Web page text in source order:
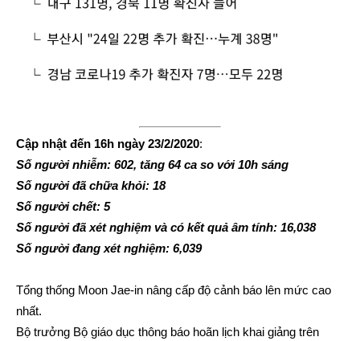
Cập nhật đến 16h ngày 23/2/2020:
Số người nhiễm: 602, tăng 64 ca so với 10h sáng
Số người đã chữa khỏi: 18
Số người chết: 5
Số người đã xét nghiệm và có kết quả âm tính: 16,038
Số người đang xét nghiệm: 6,039
Tổng thống Moon Jae-in nâng cấp độ cảnh báo lên mức cao
nhất.
Bộ trưởng Bộ giáo dục thông báo hoãn lịch khai giảng trên